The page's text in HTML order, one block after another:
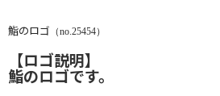
鮨のロゴ （no.25454）
【ロゴ説明】
鮨のロゴです。